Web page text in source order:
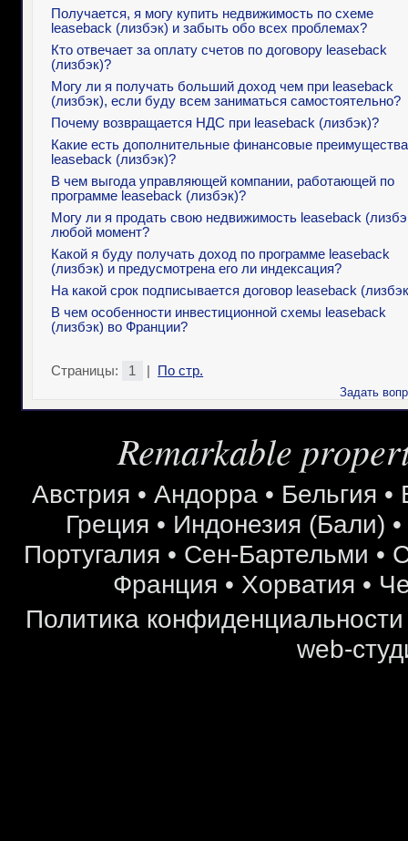
Получается, я могу купить недвижимость по схеме
leaseback (лизбэк) и забыть обо всех проблемах?
Кто отвечает за оплату счетов по договору leaseback
(лизбэк)?
Могу ли я получать больший доход чем при leaseback
(лизбэк), если буду всем заниматься самостоятельно?
Почему возвращается НДС при leaseback (лизбэк)?
Какие есть дополнительные финансовые преимущества
leaseback (лизбэк)?
В чем выгода управляющей компании, работающей по
программе leaseback (лизбэк)?
Могу ли я продать свою недвижимость leaseback
любой момент?
Какой я буду получать доход по программе leaseback
(лизбэк) и предусмотрена его ли индексация?
На какой срок подписывается договор leaseback
В чем особенности инвестиционной схемы leaseback
(лизбэк) во Франции?
Страницы: 1 По стр.
Задать
Remarkable
Австрия • Андорра • Бельгия •
Греция • Индонезия (Бали) •
Португалия • Сен-Бартельми •
Франция • Хорватия •
Политика конфиденциальности
web-